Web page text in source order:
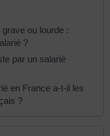
ou lourde :
?
par un salarié
en France a-t-il les
?